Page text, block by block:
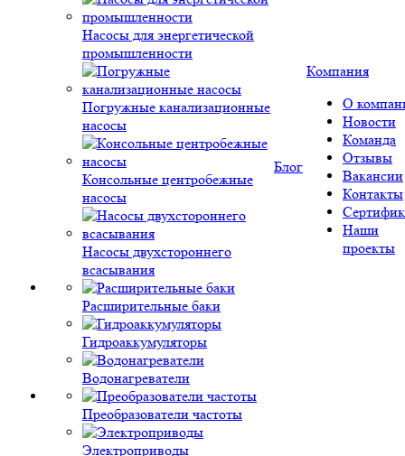
Насосы для энергетической
промышленности
Погружные канализационные
насосы
Консольные центробежные
насосы
Насосы двухстороннего
всасывания
Расширительные баки
Гидроаккумуляторы
Водонагреватели
Преобразователи частоты
Электроприводы
Блог
Компания
О
Новости
Команда
Отзывы
Вакансии
Контакты
Наши
проекты